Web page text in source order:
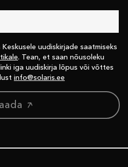
uudiskirjade saatmiseks
. Tean, et saan nõusoleku
iga uudiskirja lõpus või võttes
info@solaris.ee